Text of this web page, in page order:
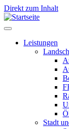
Direkt zum Inhalt
Leistungen
Leistungen
Stadt